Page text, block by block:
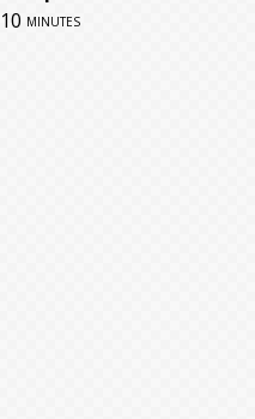
10 minutes